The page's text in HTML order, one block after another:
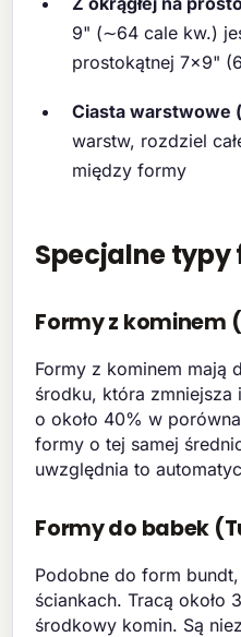
9" (∼64 cale kw.)
prostokątnej 7x9"
Ciasta warstwowe
warstw, rozdziel
między formy
Specjalne typy
Formy z kominem
Formy z kominem mają
środku, która
o około 40% w
formy o tej samej
uwzględnia to
Formy do babek
Podobne do form
ściankach. Tracą około
środkowy komin. Są